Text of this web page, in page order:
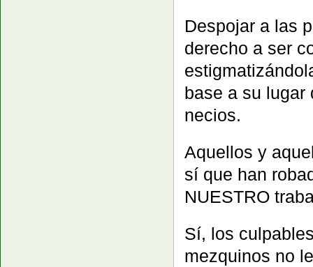
Despojar a las
derecho a ser
base a su lugar
necios.
Aquellos y
sí que han
NUESTRO
Sí, los
mezquinos no